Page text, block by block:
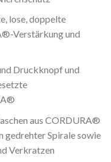
lose, doppelte
Verstärkung und
Druckknopf und
aus CORDURA®
gedrehter Spirale sowie
Verkratzen